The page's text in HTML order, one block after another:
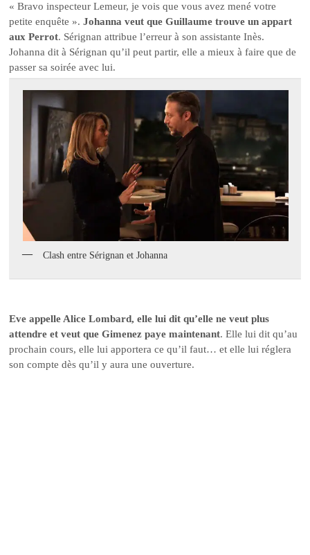
« Bravo inspecteur Lemeur, je vois que vous avez mené votre
petite enquête ».Johanna veut que Guillaume trouve un appart
aux Perrot. Sérignan attribue l’erreur à son assistante Inès.
Johanna dit à Sérignan qu’il peut partir, elle a mieux à faire que de
passer sa soirée avec lui.
Clash entre Sérignan et Johanna
Eve appelle Alice Lombard, elle lui dit qu’elle ne veut plus
attendre et veut que Gimenez paye maintenant. Elle lui dit qu’au
prochain cours, elle lui apportera ce qu’il faut… et elle lui réglera
son compte dès qu’il y aura une ouverture.